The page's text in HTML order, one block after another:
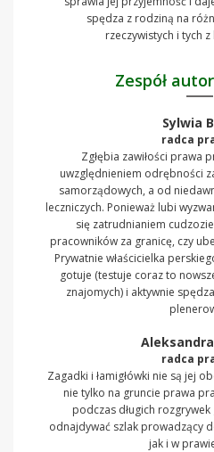
spędza z rodziną na
rzeczywistych i tych
Zespół
Sylwia
radca
Zgłębia zawiłości prawa
uwzględnieniem odrębności
samorządowych, a od
leczniczych. Ponieważ lubi
się zatrudnianiem
pracowników za granicę, czy
Prywatnie właścicielka
gotuje (testuje coraz to
znajomych) i aktywnie
radca
Zagadki i łamigłówki nie są jej
nie tylko na gruncie prawa
podczas długich
odnajdywać szlak prowadzący
jak i w